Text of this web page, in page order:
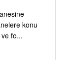
konu
fo...